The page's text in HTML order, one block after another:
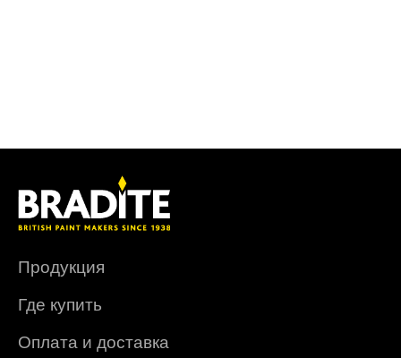
Продукция
Где купить
Оплата и доставка